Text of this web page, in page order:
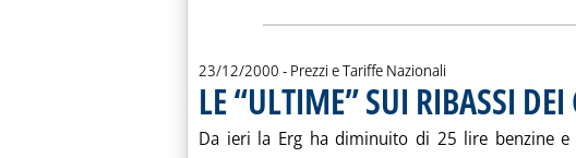
23/12/2000 - Prezzi e Tariffe Nazionali
LE “ULTIME” SUI RIBASSI
Da ieri la Erg ha diminuito di 25 lire benzine